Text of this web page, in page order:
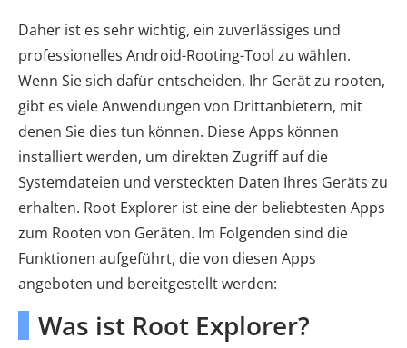
Daher ist es sehr wichtig, ein zuverlässiges und
professionelles Android-Rooting-Tool zu wählen.
Wenn Sie sich dafür entscheiden, Ihr Gerät zu rooten,
gibt es viele Anwendungen von Drittanbietern, mit
denen Sie dies tun können. Diese Apps können
installiert werden, um direkten Zugriff auf die
Systemdateien und versteckten Daten Ihres Geräts zu
erhalten. Root Explorer ist eine der beliebtesten Apps
zum Rooten von Geräten. Im Folgenden sind die
Funktionen aufgeführt, die von diesen Apps
angeboten und bereitgestellt werden:
Was ist Root Explorer?